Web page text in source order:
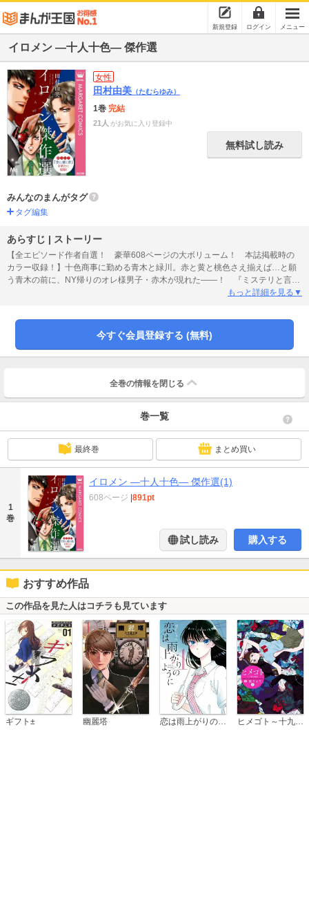
新規登録 ログイン メニュー
イロメン ―十人十色― 傑作選
女性
田村由美 （たむらゆみ）
1巻 完結
21人 がお気に入り登録中
無料試し読み
みんなのまんがタグ
タグ編集
あらすじ | ストーリー
【全エピソード作者自選！ 豪華608ページの大ボリューム！ 本誌掲載時の
カラー収録！】十色商事に勤める青木と緑川。赤と黄と桃色さえ揃えば…と願
う青木の前に、NY帰りのオレ様男子・赤木が現れた――！ 『ミステリと言う
勿れ』で大人気の田村由美による、華麗なる「色」コメディ傑作選。感動の読
もっと詳細を見る▼
今すぐ会員登録する (無料)
全巻の情報を 閉じる
巻一覧
最終巻 まとめ買い
1
巻
イロメン ―十人十色― 傑作選(1)
608ページ 891pt
試し読み 購入する
おすすめ作品
この作品を見た人はコチラも見ています
ギフト± 幽麗塔 恋は雨上がりのように ヒメゴト～十九歳の制服～